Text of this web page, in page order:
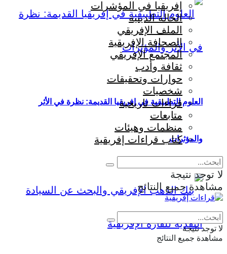
العلوم التطبيقية في إفريقيا القديمة: نظرة في الأثر
والمؤثرات
إفريقيا في المؤشرات
الحالة الدينية
الملف الإفريقي
الصحافة الإفريقية
المجتمع الإفريقي
ثقافة وأدب
حوارات وتحقيقات
شخصيات
قراءات تاريخية
متابعات
منظمات وهيئات
كتاب قراءات إفريقية
لا توجد نتيجة
مشاهدة جميع النتائج
لا توجد نتيجة
مشاهدة جميع النتائج